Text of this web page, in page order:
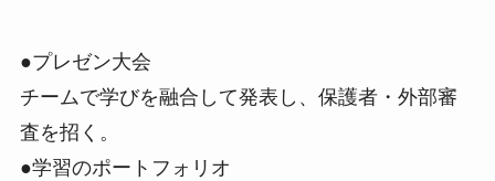
●プレゼン大会
チームで学びを融合して発表し、保護者・外部審
査を招く。
●学習のポートフォリオ